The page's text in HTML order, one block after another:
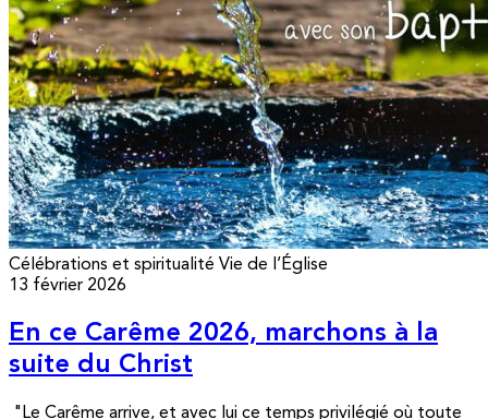
Célébrations et spiritualité Vie de l’Église
13 février 2026
En ce Carême 2026, marchons à la
suite du Christ
"Le Carême arrive, et avec lui ce temps privilégié où toute